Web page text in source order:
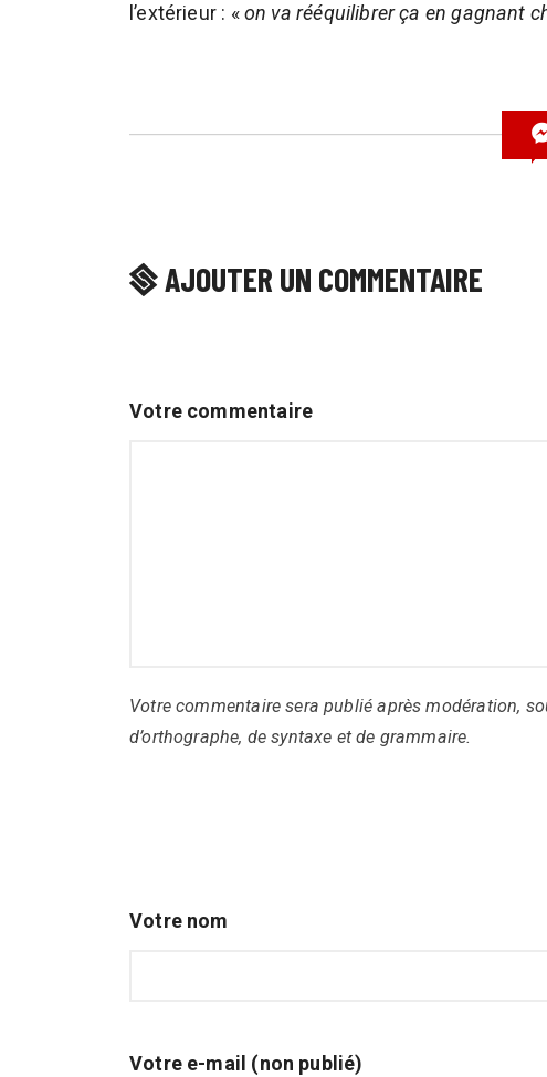
l’extérieur : «on va rééquilibrer ça en gagnant
AJOUTER UN COMMENTAIRE
Votre commentaire
Votre commentaire sera publié après modération,
d’orthographe, de syntaxe et de grammaire.
Votre nom
Votre e-mail (non publié)